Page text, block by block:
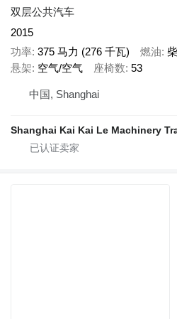
双层公共汽车
2015
功率 375 马力 (276 千瓦) 燃油
悬架 空气/空气 座椅数 53
中国, Shanghai
Shanghai Kai Kai Le Machinery